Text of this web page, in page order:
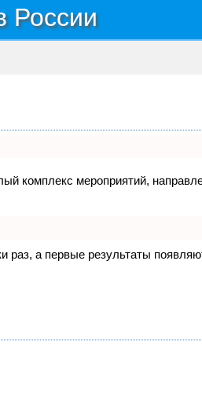
России
комплекс мероприятий,
раз, а первые результаты